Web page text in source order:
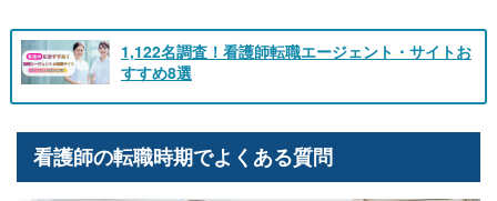
1,122名調査！看護師転職エージェント・サイトお
すすめ8選
看護師の転職時期でよくある質問